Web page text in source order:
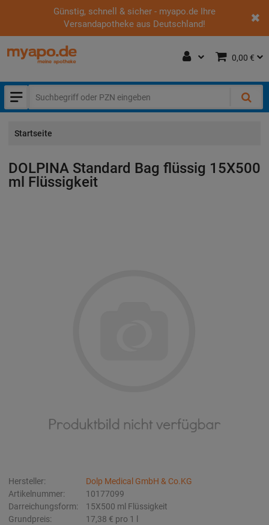
Günstig, schnell & sicher - myapo.de Ihre
Versandapotheke aus Deutschland!
0,00 €
Startseite
DOLPINA Standard Bag flüssig 15X500
ml Flüssigkeit
Hersteller:
Dolp Medical GmbH & Co.KG
Artikelnummer:
10177099
Darreichungsform:
15X500 ml Flüssigkeit
Grundpreis:
17,38 € pro 1 l